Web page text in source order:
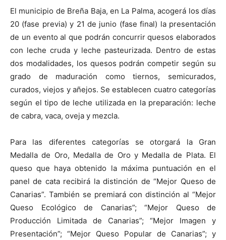
El municipio de Breña Baja, en La Palma, acogerá los días
20 (fase previa) y 21 de junio (fase final) la presentación
de un evento al que podrán concurrir quesos elaborados
con leche cruda y leche pasteurizada. Dentro de estas
dos modalidades, los quesos podrán competir según su
grado de maduración como tiernos, semicurados,
curados, viejos y añejos. Se establecen cuatro categorías
según el tipo de leche utilizada en la preparación: leche
de cabra, vaca, oveja y mezcla.
Para las diferentes categorías se otorgará la Gran
Medalla de Oro, Medalla de Oro y Medalla de Plata. El
queso que haya obtenido la máxima puntuación en el
panel de cata recibirá la distinción de “Mejor Queso de
Canarias”. También se premiará con distinción al “Mejor
Queso Ecológico de Canarias”; “Mejor Queso de
Producción Limitada de Canarias”; “Mejor Imagen y
Presentación”; “Mejor Queso Popular de Canarias”; y